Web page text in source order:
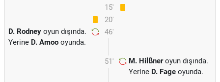
15'
20'
46'
D. Rodney oyun dışında.
Yerine D. Amoo oyunda.
51' M. Hilßneroyun dışında.
Yerine D. Fage oyunda.